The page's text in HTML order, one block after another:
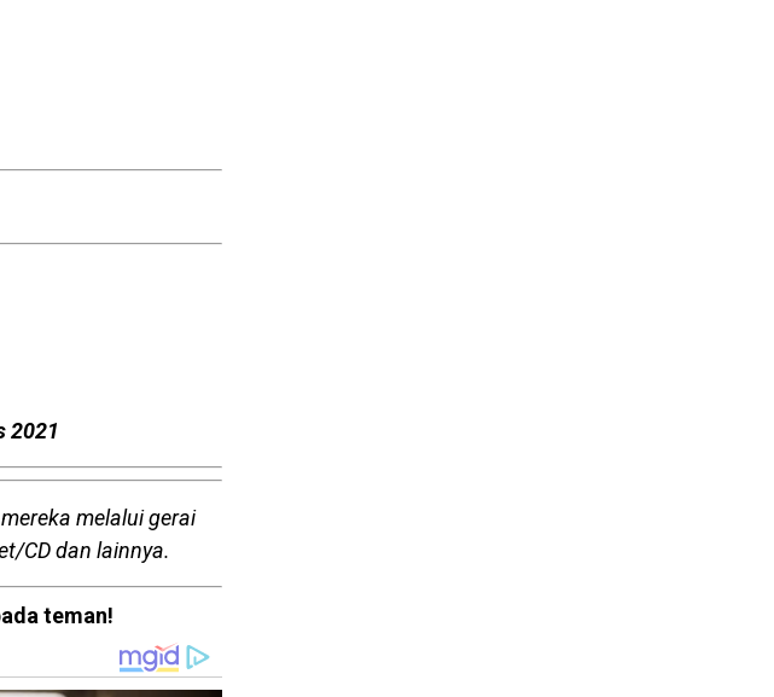
2021
melalui gerai
CD dan lainnya.
teman!